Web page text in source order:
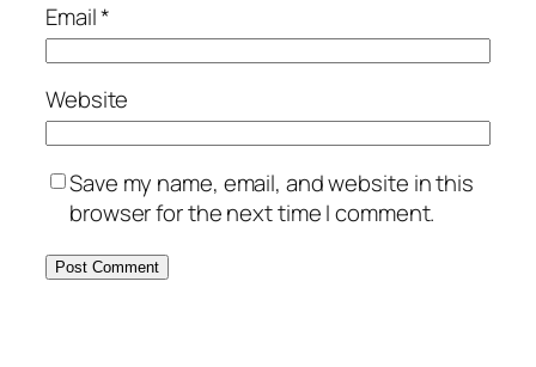
Email*
Website
Save my name, email, and website in this
browser for the next time I comment.